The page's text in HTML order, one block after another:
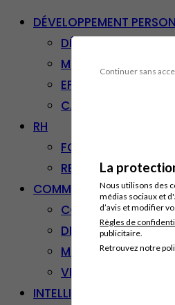
Continuer sans
La
Nous utilisons des
médias sociaux et
d’avis et modifier
Règles de
publicitaire.
Retrouvez notre
DÉVELOPPEMENT
DÉVELOPPEMENT
MANAGEMENT
EFFICACITÉ
CARRIÈRE &
RH
FORMATION
RESSOURCES
COMMUNICATION/
COMMUNICATION
DIGITAL
MARKETING
VENTE – RELATION
INTELLIGENCE ARTIFICIELLE